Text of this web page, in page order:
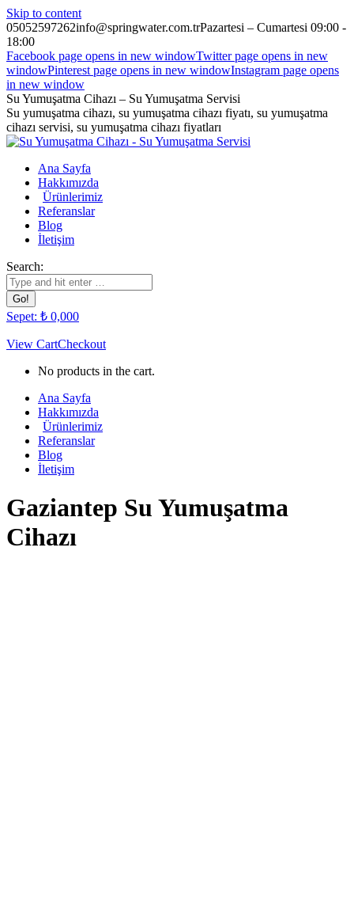
Skip to content
05052597262info@springwater.com.trPazartesi – Cumartesi 09:00 -
18:00
Facebook page opens in new windowTwitter page opens in new
windowPinterest page opens in new windowInstagram page opens
in new window
Su Yumuşatma Cihazı – Su Yumuşatma Servisi
Su yumuşatma cihazı, su yumuşatma cihazı fiyatı, su yumuşatma
cihazı servisi, su yumuşatma cihazı fiyatları
Ana Sayfa
Hakkımızda
Ürünlerimiz
Referanslar
Blog
İletişim
Search:
Sepet: ₺ 0,000
View CartCheckout
No products in the cart.
Ana Sayfa
Hakkımızda
Ürünlerimiz
Referanslar
Blog
İletişim
Gaziantep Su Yumuşatma
Cihazı